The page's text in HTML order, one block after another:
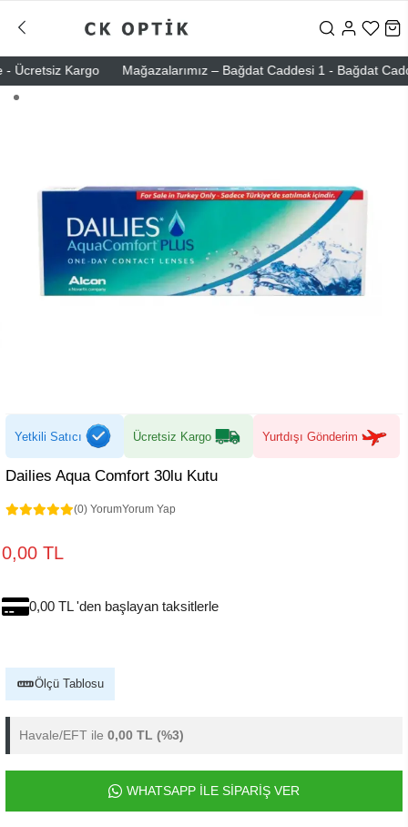
Kargo Mağazalarımız – Bağdat Caddesi 1 - Bağdat
Yetkili Satıcı Ücretsiz Kargo Yurtdışı Gönderim
Dailies Aqua Comfort 30lu Kutu
(0) YorumYorum Yap
0,00 TL
0,00 TL 'den başlayan taksitlerle
Ölçü Tablosu
Havale/EFT ile 0,00 TL (%3)
WHATSAPP İLE SİPARİŞ VER